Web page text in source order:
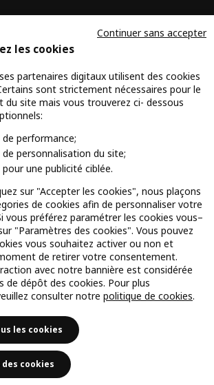
les cookies
partenaires digitaux utilisent des cookies
sont strictement nécessaires pour le
site mais vous trouverez ci- dessous
performance;
de personnalisation du site;
une publicité ciblée.
sur "Accepter les cookies", nous plaçons
de cookies afin de personnaliser votre
vous préférez paramétrer les cookies vous–
"Paramètres des cookies". Vous pouvez
vous souhaitez activer ou non et
de retirer votre consentement.
avec notre bannière est considérée
de dépôt des cookies. Pour plus
consulter notre politique de cookies.
les cookies
cookies
Continuer sans accepter